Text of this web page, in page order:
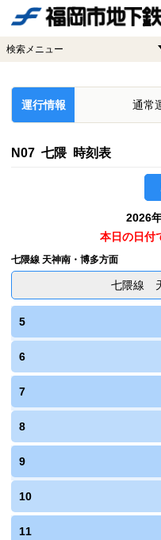
検索メニュー
運行情報 通常
N07 七隈 時刻表
2026
本日の日付
七隈線 天神南・博多方面
七隈線
5
6
7
8
9
10
11